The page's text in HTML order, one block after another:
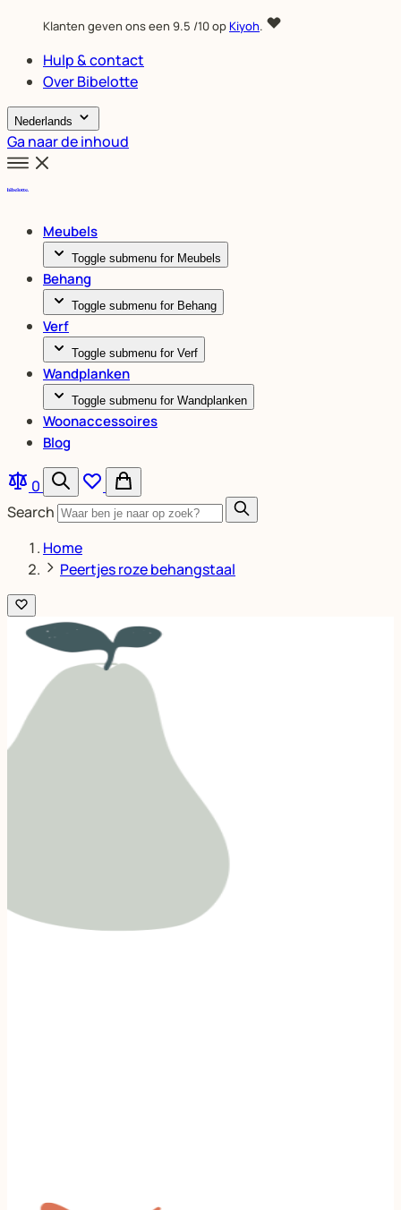
Klanten geven ons een 9.5 /10 opKiyoh.
Hulp & contact
Over Bibelotte
Nederlands
Ga naar de inhoud
Meubels
Toggle submenu for Meubels
Behang
Toggle submenu for Behang
Verf
Toggle submenu for Verf
Wandplanken
Toggle submenu for Wandplanken
Woonaccessoires
Blog
0
Search
Home
Peertjes roze behangstaal